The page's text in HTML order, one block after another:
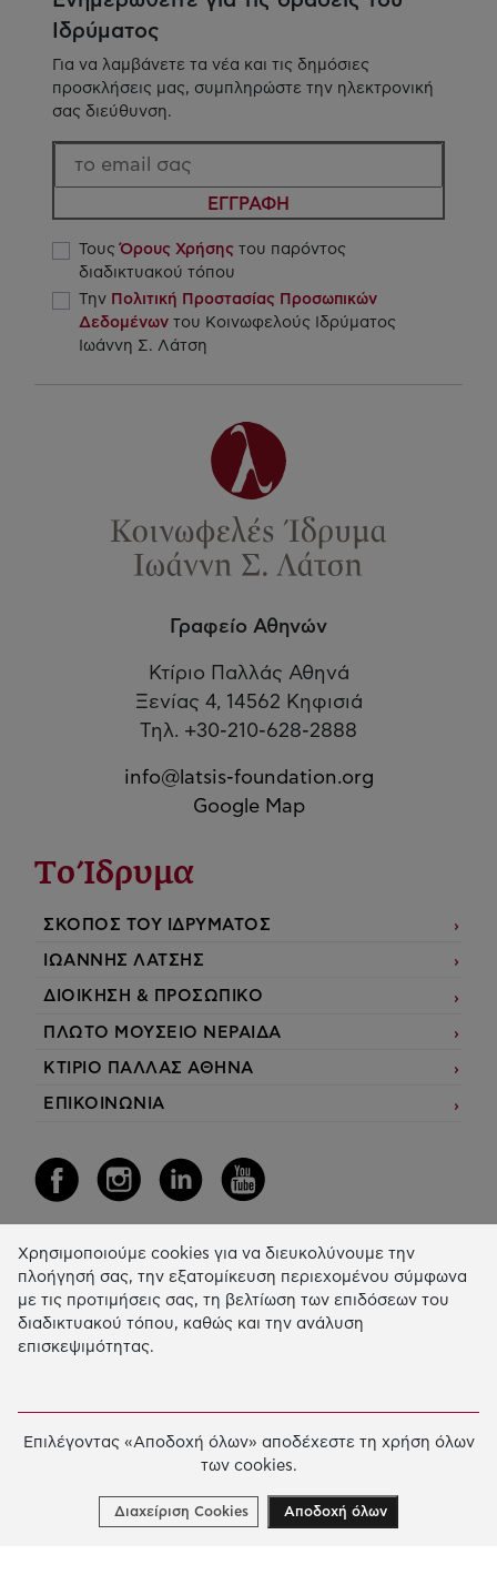
Ιδρύματος
Για να λαμβάνετε τα νέα και τις δημόσιες
προσκλήσεις μας, συμπληρώστε την ηλεκτρονική
σας διεύθυνση.
ΕΓΓΡΑΦΗ
ΤουςΌρους Χρήσης του παρόντος
διαδικτυακού τόπου
Την Πολιτική Προστασίας Προσωπικών
Δεδομένων του Κοινωφελούς Ιδρύματος
Ιωάννη Σ. Λάτση
Γραφείο Αθηνών
Κτίριο Παλλάς Αθηνά
Ξενίας 4, 14562 Κηφισιά
Τηλ. +30-210-628-2888
info@latsis-foundation.org
Google Map
Το Ίδρυμα
ΣΚΟΠΟΣ ΤΟΥ ΙΔΡΥΜΑΤΟΣ
ΙΩΑΝΝΗΣ ΛΑΤΣΗΣ
ΔΙΟΙΚΗΣΗ & ΠΡΟΣΩΠΙΚΟ
ΠΛΩΤΟ ΜΟΥΣΕΙΟ ΝΕΡΑΙΔΑ
ΚΤΙΡΙΟ ΠΑΛΛΑΣ ΑΘΗΝΑ
ΕΠΙΚΟΙΝΩΝΙΑ
Η Δράση μας
ΕΚΠΑIΔΕΥΣΗ & ΑΝΑΠΤΥΞΗ ΔΕΞΙΟΤΗΤΩΝ
ΚΑΙΝΟΤΟΜΙΑ & ΒΙΩΣΙΜΗ ΑΝΑΠΤΥΞΗ
ΧΡΗΜΑΤΟΔΟΤΗΣΕΙΣ
Χρησιμοποιούμε cookies για να διευκολύνουμε την
πλοήγησή σας, την εξατομίκευση περιεχομένου σύμφωνα
με τις προτιμήσεις σας, τη βελτίωση των επιδόσεων του
διαδικτυακού τόπου, καθώς και την ανάλυση
επισκεψιμότητας.
Επιλέγοντας «Αποδοχή όλων» αποδέχεστε τη χρήση όλων
των cookies.
Διαχείριση Cookies Αποδοχή όλων